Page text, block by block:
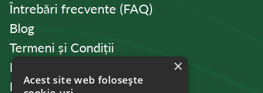
Întrebări frecvente (FAQ)
Blog
Termeni și Condiții
Politica de Confidențialitate
Politica de cookies
×
Acest site web folosește